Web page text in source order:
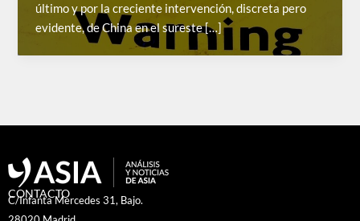
último y por la creciente intervención, discreta pero
evidente, de China en el sureste […]
CONTACTO
C/Infanta Mercedes 31, Bajo.